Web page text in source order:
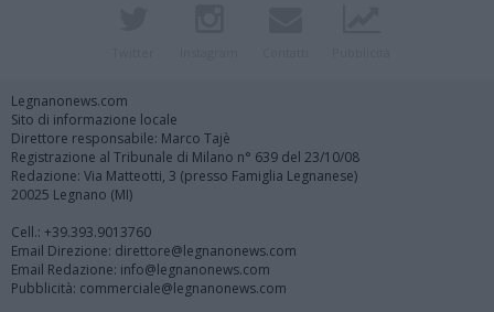
Legnanonews.com
Sito di informazione locale
Direttore responsabile: Marco Tajè
Registrazione al Tribunale di Milano n° 639 del 23/10/08
Redazione: Via Matteotti, 3 (presso Famiglia Legnanese)
20025 Legnano (MI)
Cell.: +39.393.9013760
Email Direzione: direttore@legnanonews.com
Email Redazione: info@legnanonews.com
Pubblicità: commerciale@legnanonews.com